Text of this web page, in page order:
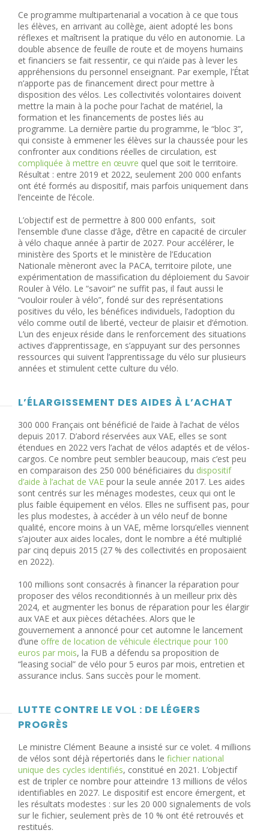
Ce programme multipartenarial a vocation à ce que tous
les élèves, en arrivant au collège, aient adopté les bons
réflexes et maîtrisent la pratique du vélo en autonomie. La
double absence de feuille de route et de moyens humains
et financiers se fait ressentir, ce qui n’aide pas à lever les
appréhensions du personnel enseignant. Par exemple, l’État
n’apporte pas de financement direct pour mettre à
disposition des vélos. Les collectivités volontaires doivent
mettre la main à la poche pour l’achat de matériel, la
formation et les financements de postes liés au
programme. La dernière partie du programme, le “bloc 3”,
qui consiste à emmener les élèves sur la chaussée pour les
confronter aux conditions réelles de circulation, est
compliquée à mettre en œuvre quel que soit le territoire.
Résultat : entre 2019 et 2022, seulement 200 000 enfants
ont été formés au dispositif, mais parfois uniquement dans
l’enceinte de l’école.
L’objectif est de permettre à 800 000 enfants, soit
l’ensemble d’une classe d’âge, d’être en capacité de circuler
à vélo chaque année à partir de 2027. Pour accélérer, le
ministère des Sports et le ministère de l’Education
Nationale mèneront avec la PACA, territoire pilote, une
expérimentation de massification du déploiement du Savoir
Rouler à Vélo. Le “savoir” ne suffit pas, il faut aussi le
“vouloir rouler à vélo”, fondé sur des représentations
positives du vélo, les bénéfices individuels, l’adoption du
vélo comme outil de liberté, vecteur de plaisir et d’émotion.
L’un des enjeux réside dans le renforcement des situations
actives d’apprentissage, en s’appuyant sur des personnes
ressources qui suivent l’apprentissage du vélo sur plusieurs
années et stimulent cette culture du vélo.
L’ÉLARGISSEMENT DES AIDES À L’ACHAT
300 000 Français ont bénéficié de l’aide à l’achat de vélos
depuis 2017. D’abord réservées aux VAE, elles se sont
étendues en 2022 vers l’achat de vélos adaptés et de vélos-
cargos. Ce nombre peut sembler beaucoup, mais c’est peu
en comparaison des 250 000 bénéficiaires du dispositif
d’aide à l’achat de VAE pour la seule année 2017. Les aides
sont centrés sur les ménages modestes, ceux qui ont le
plus faible équipement en vélos. Elles ne suffisent pas, pour
les plus modestes, à accéder à un vélo neuf de bonne
qualité, encore moins à un VAE, même lorsqu’elles viennent
s’ajouter aux aides locales, dont le nombre a été multiplié
par cinq depuis 2015 (27 % des collectivités en proposaient
en 2022).
100 millions sont consacrés à financer la réparation pour
proposer des vélos reconditionnés à un meilleur prix dès
2024, et augmenter les bonus de réparation pour les élargir
aux VAE et aux pièces détachées. Alors que le
gouvernement a annoncé pour cet automne le lancement
d’une offre de location de véhicule électrique pour 100
euros par mois, la FUB a défendu sa proposition de
“leasing social” de vélo pour 5 euros par mois, entretien et
assurance inclus. Sans succès pour le moment.
LUTTE CONTRE LE VOL : DE LÉGERS
PROGRÈS
Le ministre Clément Beaune a insisté sur ce volet. 4 millions
de vélos sont déjà répertoriés dans le fichier national
unique des cycles identifiés, constitué en 2021. L’objectif
est de tripler ce nombre pour atteindre 13 millions de vélos
identifiables en 2027. Le dispositif est encore émergent, et
les résultats modestes : sur les 20 000 signalements de vols
sur le fichier, seulement près de 10 % ont été retrouvés et
restitués.